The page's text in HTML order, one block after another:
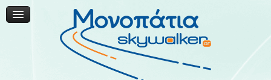
Μονοπάτια Καινοτομίας
Μονοπάτια Τοπικής Ανάπτυξης
Ανακοινώσεις
Φωτογραφίες